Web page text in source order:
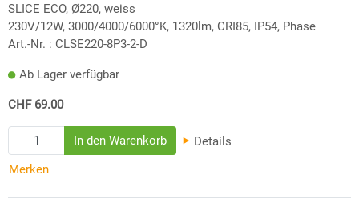
SLICE ECO, Ø220, weiss
230V/12W, 3000/4000/6000°K, 1320lm, CRI85, IP54, Phase
Art.-Nr. : CLSE220-8P3-2-D
Ab Lager verfügbar
CHF 69.00
Details
Merken